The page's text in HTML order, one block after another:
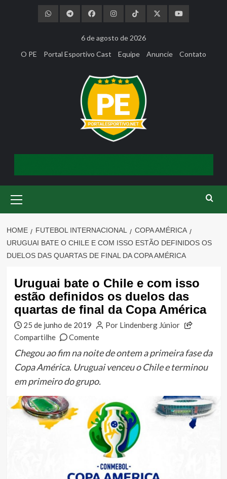
6 de agosto de 2026
O PE
Portal Esportivo Cast Equipe Anuncie Contato
Menu
HOME FUTEBOL INTERNACIONAL
COPA AMÉRICA
URUGUAI BATE O CHILE E COM ISSO ESTÃO DEFINIDOS OS
DUELOS DAS QUARTAS DE FINAL DA COPA AMÉRICA
Uruguai bate o Chile e com isso
estão definidos os duelos das
quartas de final da Copa América
25 de junho de 2019
Por Lindenberg Júnior
Compartilhe
Comente
Chegou ao fim na noite de ontem a primeira fase da
Copa América. Uruguai venceu o Chile e terminou
em primeiro do grupo.